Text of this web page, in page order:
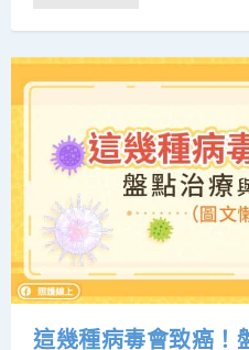
這幾種病毒會致癌！